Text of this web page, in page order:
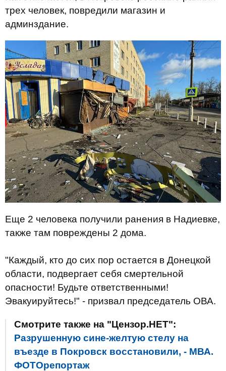
трех человек, повредили магазин и
админздание.
Еще 2 человека получили ранения в Надиевке,
также там повреждены 2 дома.
"Каждый, кто до сих пор остается в Донецкой
области, подвергает себя смертельной
опасности! Будьте ответственными!
Эвакуируйтесь!" - призвал председатель ОВА.
Смотрите также на "Цензор.НЕТ":
Разрушенную сине-желтую стелу на
въезде в Покровск восстановили, - МВА.
ФОТОрепортаж